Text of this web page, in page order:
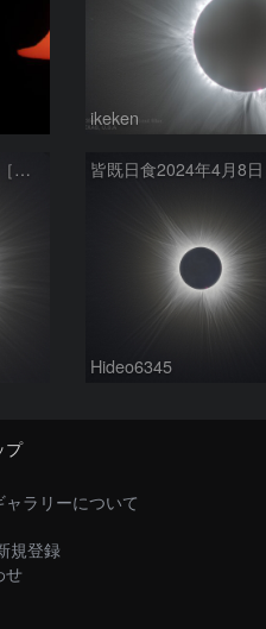
ikeken
皆既日食2024年4月8日［外部コロナ f600mm］
Hideo6345
プ
ラリーについて
規登録
せ